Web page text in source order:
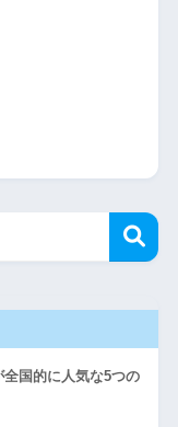
全国的に人気な5つの